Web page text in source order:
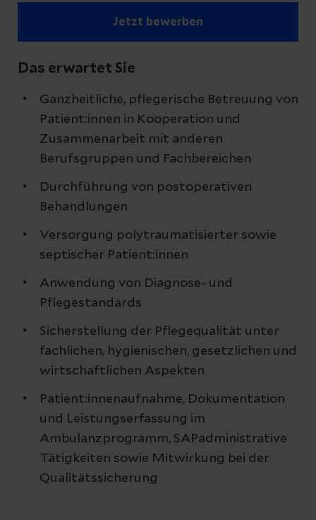
Jetzt bewerben
Das erwartet Sie
Ganzheitliche, pflegerische Betreuung von
Patient:innen in Kooperation und
Zusammenarbeit mit anderen
Berufsgruppen und Fachbereichen
Durchführung von postoperativen
Behandlungen
Versorgung polytraumatisierter sowie
septischer Patient:innen
Anwendung von Diagnose- und
Pflegestandards
Sicherstellung der Pflegequalität unter
fachlichen, hygienischen, gesetzlichen und
wirtschaftlichen Aspekten
Patient:innenaufnahme, Dokumentation
und Leistungserfassung im
Ambulanzprogramm, SAPadministrative
Tätigkeiten sowie Mitwirkung bei der
Qualitätssicherung